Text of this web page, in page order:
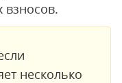
взносов.
несколько